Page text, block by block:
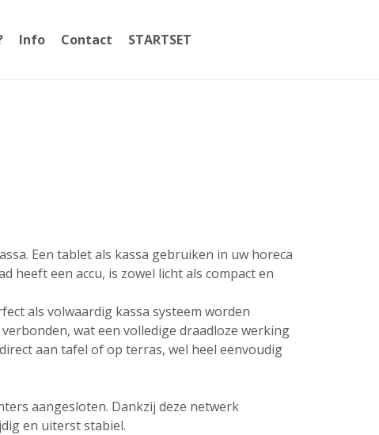
Info Contact STARTSET
Een tablet als kassa gebruiken in uw horeca
heeft een accu, is zowel licht als compact en
als volwaardig kassa systeem worden
wat een volledige draadloze werking
aan tafel of op terras, wel heel eenvoudig
aangesloten. Dankzij deze netwerk
en uiterst stabiel.